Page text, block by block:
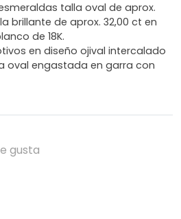
talla oval de aprox.
brillante de aprox. 32,00 ct en
de 18K.
en diseño ojival intercalado
oval engastada en garra con
gusta